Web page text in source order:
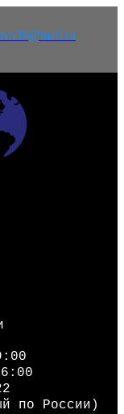
по России)